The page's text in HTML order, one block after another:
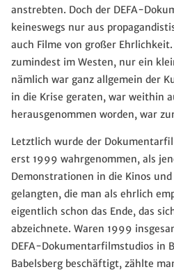
anstrebten. Doch der DEFA-
keineswegs nur aus
auch Filme von großer
zumindest im Westen, nur ein
nämlich war ganz allgemein der
in die Krise geraten, war weithin
herausgenommen worden, war
Letztlich wurde der
erst 1999 wahrgenommen, als
Demonstrationen in die Kinos
gelangten, die man als ehrlich
eigentlich schon das Ende, das
abzeichnete. Waren 1999
DEFA-Dokumentarfilmstudios in
Babelsberg beschäftigt, zählte